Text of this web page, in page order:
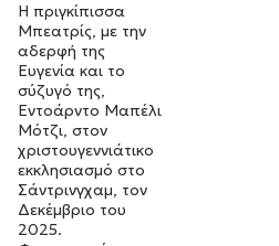
Η πριγκίπισσα
Μπεατρίς, με την
αδερφή της
Ευγενία και το
σύζυγό της,
Εντοάρντο Μαπέλι
Μότζι, στον
χριστουγεννιάτικο
εκκλησιασμό στο
Σάντρινγχαμ, τον
Δεκέμβριο του
2025.